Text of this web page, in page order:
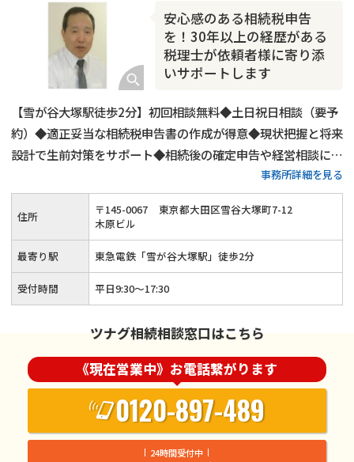
相続人調査
相続財産調査
相続トラブル
安心感のある相続税申告
を！30年以上の経歴がある
税理士が依頼者様に寄り添
いサポートします
【雪が谷大塚駅徒歩2分】初回相談無料◆土日祝日相談（要予
約）◆適正妥当な相続税申告書の作成が得意◆現状把握と将来
設計で生前対策をサポート◆相続後の確定申告や経営相談にも
対応可能◆ベテラン税理士が相談から申告後のフォローまで対
応します。まずは相続税に関するお悩みをお聞かせください。
事務所詳細を見る
住所 〒145-0067
東京都大田区雪谷大塚町7-12
木原ビル
最寄り駅 東急電鉄「雪が谷大塚駅」徒歩2分
受付時間 平日9:30～17:30
ツナグ相続相談窓口はこちら
《現在営業中》お電話繋がります
0120-897-489
24時間受付中